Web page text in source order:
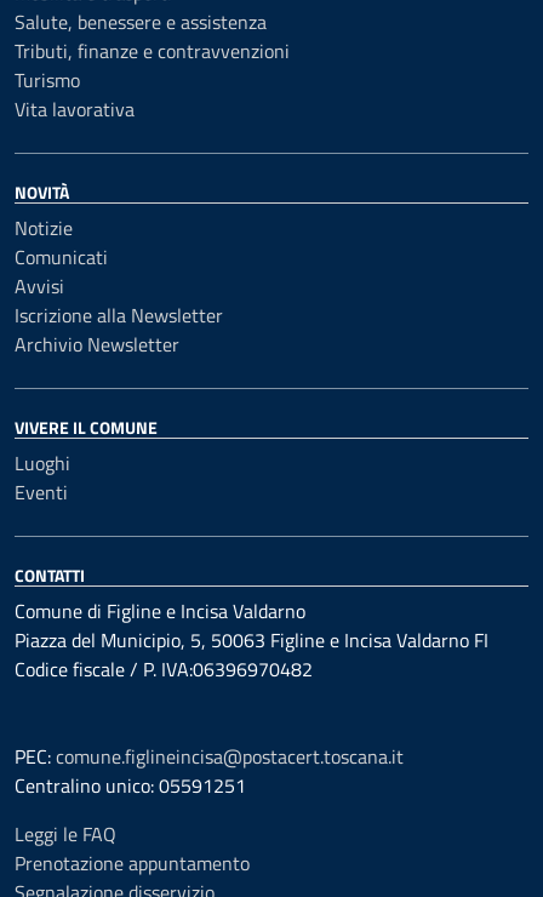
Salute, benessere e assistenza
Tributi, finanze e contravvenzioni
Turismo
Vita lavorativa
NOVITÀ
Notizie
Comunicati
Avvisi
Iscrizione alla Newsletter
Archivio Newsletter
VIVERE IL COMUNE
Luoghi
Eventi
CONTATTI
Comune di Figline e Incisa Valdarno
Piazza del Municipio, 5, 50063 Figline e Incisa Valdarno FI
Codice fiscale / P. IVA:06396970482
PEC:comune.figlineincisa@postacert.toscana.it
Centralino unico: 05591251
Leggi le FAQ
Prenotazione appuntamento